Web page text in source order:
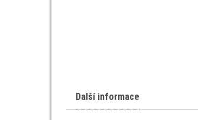
Další informace